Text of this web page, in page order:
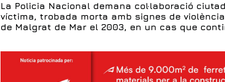
La Policia Nacional demana col·laboració
víctima, trobada morta amb signes de
de Malgrat de Mar el 2003, en un cas que